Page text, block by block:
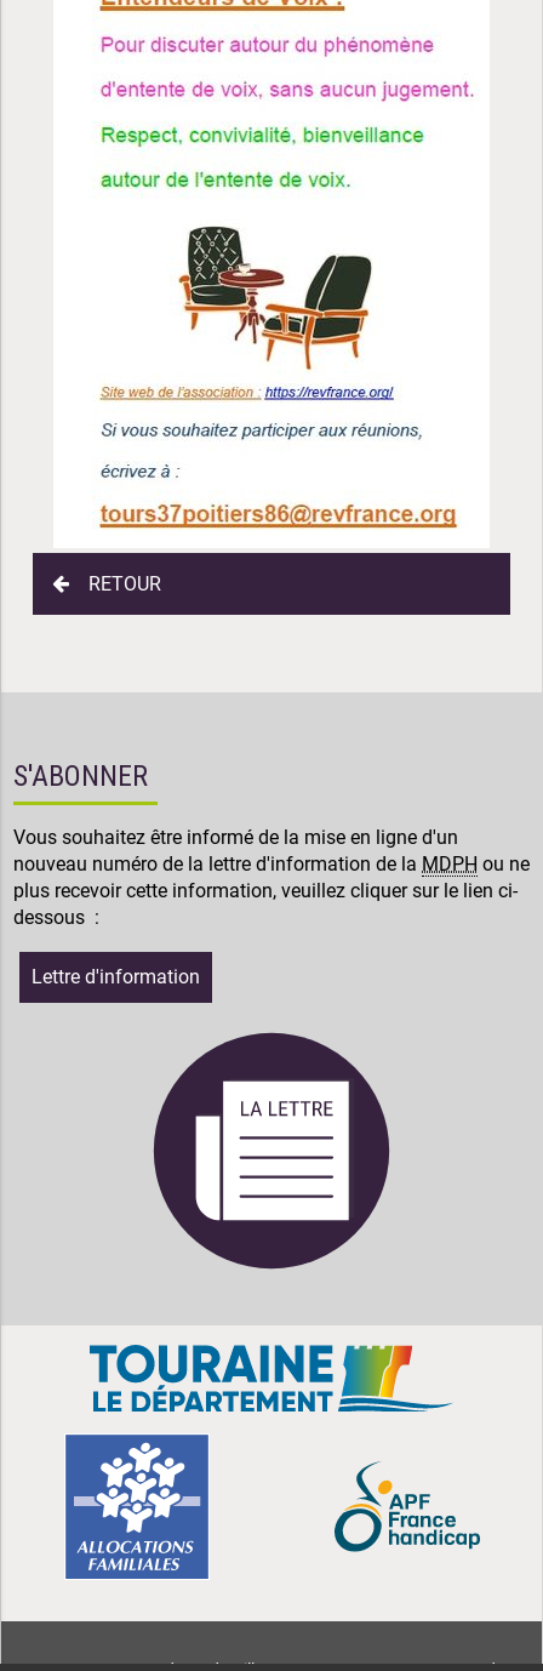
RETOUR
S'ABONNER
Vous souhaitez être informé de la mise en ligne d'un
nouveau numéro de la lettre d'information de la MDPH ou ne
plus recevoir cette information, veuillez cliquer sur le lien ci-
dessous :
Lettre d'information